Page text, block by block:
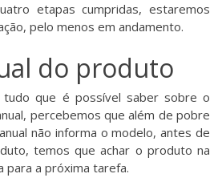
etapas cumpridas, estaremos
pelo menos em andamento.
do produto
tudo que é possível saber sobre o
percebemos que além de pobre
não informa o modelo, antes de
temos que achar o produto na
para a próxima tarefa.